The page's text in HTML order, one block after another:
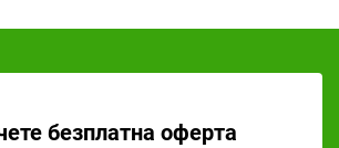
безплатна оферта